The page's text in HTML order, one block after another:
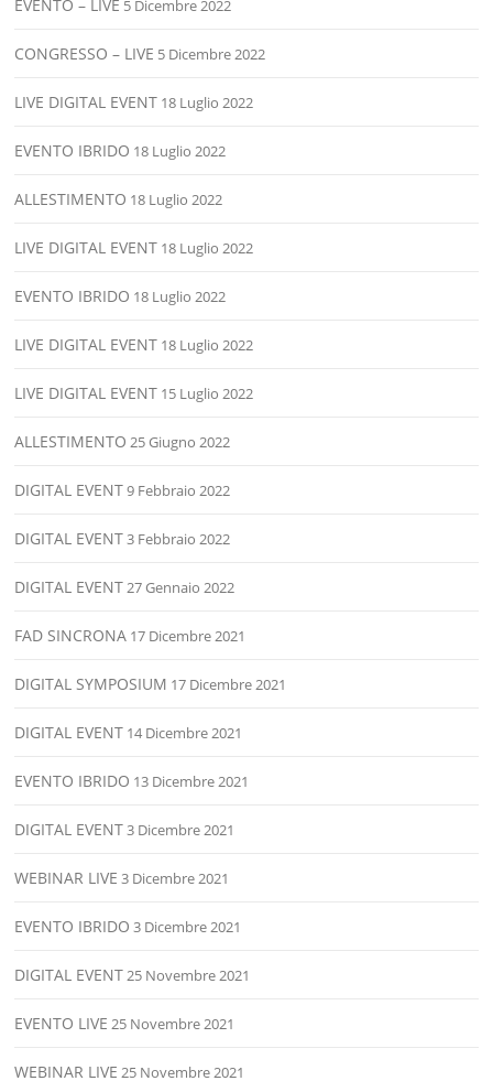
EVENTO – LIVE 5 Dicembre 2022
CONGRESSO – LIVE 5 Dicembre 2022
LIVE DIGITAL EVENT 18 Luglio 2022
EVENTO IBRIDO 18 Luglio 2022
ALLESTIMENTO 18 Luglio 2022
LIVE DIGITAL EVENT 18 Luglio 2022
EVENTO IBRIDO 18 Luglio 2022
LIVE DIGITAL EVENT 18 Luglio 2022
LIVE DIGITAL EVENT 15 Luglio 2022
ALLESTIMENTO 25 Giugno 2022
DIGITAL EVENT9 Febbraio 2022
DIGITAL EVENT3 Febbraio 2022
DIGITAL EVENT 27 Gennaio 2022
FAD SINCRONA 17 Dicembre 2021
DIGITAL SYMPOSIUM 17 Dicembre 2021
DIGITAL EVENT 14 Dicembre 2021
EVENTO IBRIDO 13 Dicembre 2021
DIGITAL EVENT3 Dicembre 2021
WEBINAR LIVE 3 Dicembre 2021
EVENTO IBRIDO 3 Dicembre 2021
DIGITAL EVENT 25 Novembre 2021
EVENTO LIVE 25 Novembre 2021
WEBINAR LIVE 25 Novembre 2021